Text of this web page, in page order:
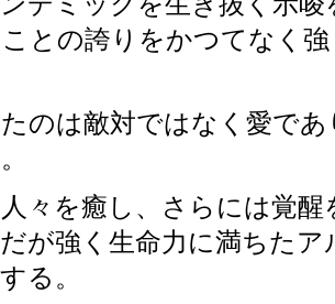
との誇りをかつてなく
のは敵対ではなく愛で
々を癒し、さらには覚醒
が強く生命力に満ちたア
る。